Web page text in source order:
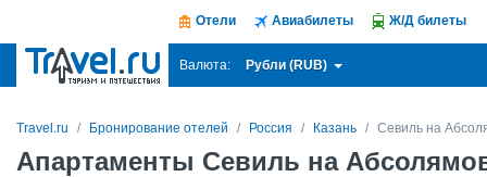
Отели Авиабилеты Ж/Д билеты
Валюта: Рубли (RUB)
Travel.ru Бронирование отелей Россия Казань Севиль на
Апартаменты Севиль на